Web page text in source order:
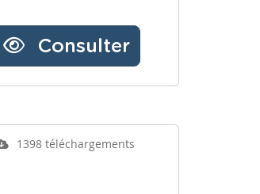
Consulter
1398 téléchargements